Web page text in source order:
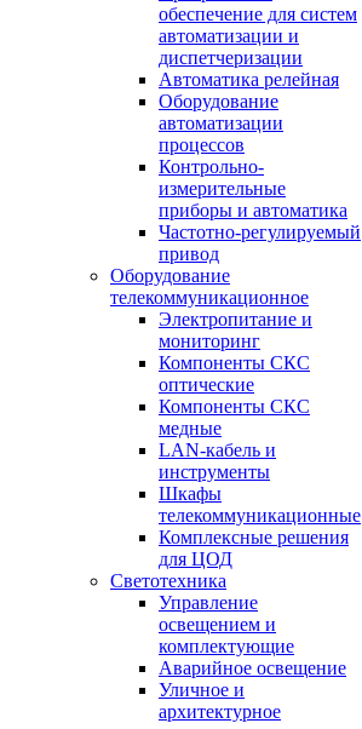
обеспечение для систем
автоматизации и
диспетчеризации
Автоматика релейная
Оборудование
автоматизации
процессов
Контрольно-
измерительные
приборы и автоматика
Частотно-регулируемый
привод
Оборудование
телекоммуникационное
Электропитание и
мониторинг
Компоненты СКС
оптические
Компоненты СКС
медные
LAN-кабель и
инструменты
Шкафы
телекоммуникационные
Комплексные решения
для ЦОД
Светотехника
Управление
освещением и
комплектующие
Аварийное освещение
Уличное и
архитектурное